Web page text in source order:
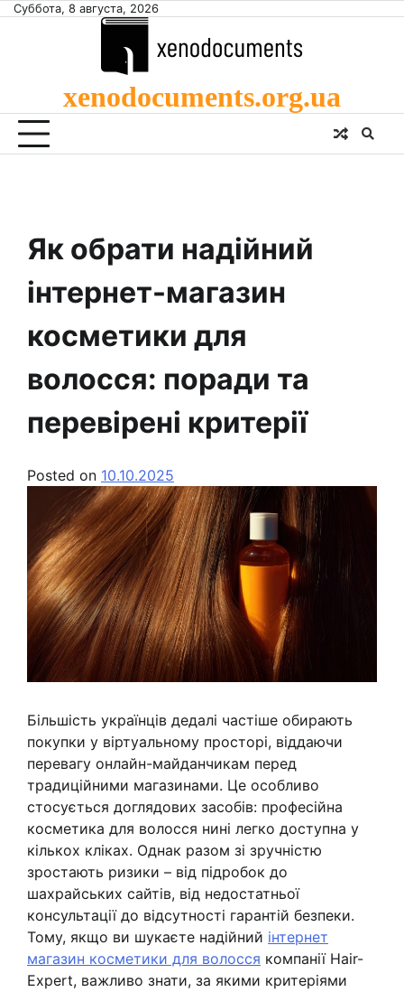
SkipСуббота, 8 августа, 2026
xenodocuments.org.ua
Як обрати надійний
інтернет-магазин
косметики для
волосся: поради та
перевірені критерії
Posted on 10.10.2025
Більшість українців дедалі частіше обирають
покупки у віртуальному просторі, віддаючи
перевагу онлайн-майданчикам перед
традиційними магазинами. Це особливо
стосується доглядових засобів: професійна
косметика для волосся нині легко доступна у
кількох кліках. Однак разом зі зручністю
зростають ризики – від підробок до
шахрайських сайтів, від недостатньої
консультації до відсутності гарантій безпеки.
Тому, якщо ви шукаєте надійний інтернет
магазин косметики для волосся компанії Hair-
Expert, важливо знати, за якими критеріями